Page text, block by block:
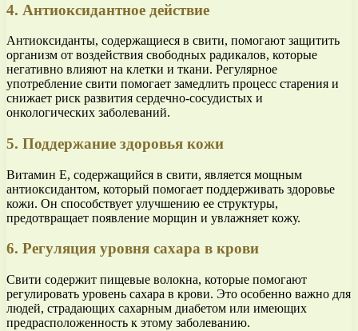
4. Антиоксидантное действие
Антиоксиданты, содержащиеся в свити, помогают защитить
организм от воздействия свободных радикалов, которые
негативно влияют на клетки и ткани. Регулярное
употребление свити помогает замедлить процесс старения и
снижает риск развития сердечно-сосудистых и
онкологических заболеваний.
5. Поддержание здоровья кожи
Витамин Е, содержащийся в свити, является мощным
антиоксидантом, который помогает поддерживать здоровье
кожи. Он способствует улучшению ее структуры,
предотвращает появление морщин и увлажняет кожу.
6. Регуляция уровня сахара в крови
Свити содержит пищевые волокна, которые помогают
регулировать уровень сахара в крови. Это особенно важно для
людей, страдающих сахарным диабетом или имеющих
предрасположенность к этому заболеванию.